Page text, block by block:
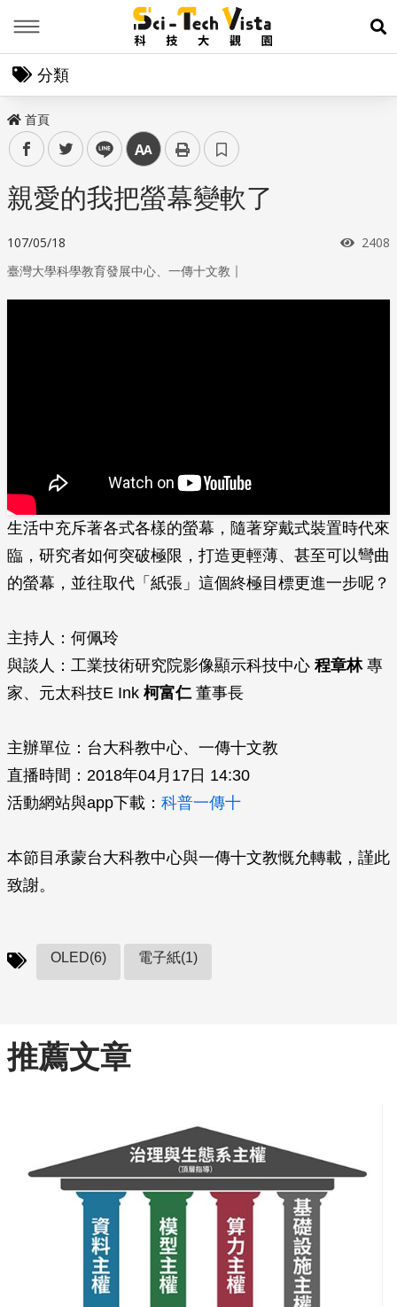
展
分類
首頁
facebooktwitter line 中
親愛的我把螢幕變軟了
107/05/18 瀏覽
2408
臺灣大學科學教育發展中心、一傳十文教 ｜
生活中充斥著各式各樣的螢幕，隨著穿戴式裝置時代來
臨，研究者如何突破極限，打造更輕薄、甚至可以彎曲
的螢幕，並往取代「紙張」這個終極目標更進一步呢？
主持人：何佩玲
與談人：工業技術研究院影像顯示科技中心 程章林專
家、元太科技E Ink 柯富仁董事長
主辦單位：台大科教中心、一傳十文教
直播時間：2018年04月17日 14:30
活動網站與app下載： 科普一傳十
本節目承蒙台大科教中心與一傳十文教慨允轉載，謹此
致謝。
OLED(6) 電子紙(1)
推薦文章